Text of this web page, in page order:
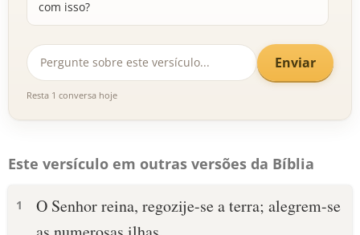
com isso?
Enviar
Resta 1 conversa hoje
Este versículo em outras versões da Bíblia
1
O Senhor reina, regozije-se a terra; alegrem-se